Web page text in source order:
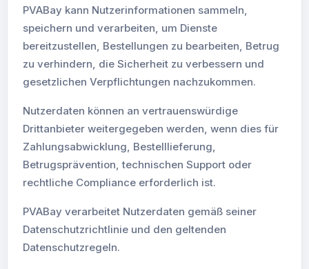
PVABay kann Nutzerinformationen sammeln,
speichern und verarbeiten, um Dienste
bereitzustellen, Bestellungen zu bearbeiten, Betrug
zu verhindern, die Sicherheit zu verbessern und
gesetzlichen Verpflichtungen nachzukommen.
Nutzerdaten können an vertrauenswürdige
Drittanbieter weitergegeben werden, wenn dies für
Zahlungsabwicklung, Bestelllieferung,
Betrugsprävention, technischen Support oder
rechtliche Compliance erforderlich ist.
PVABay verarbeitet Nutzerdaten gemäß seiner
Datenschutzrichtlinie und den geltenden
Datenschutzregeln.